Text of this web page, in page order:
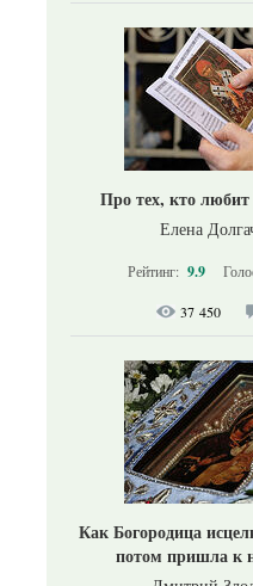
Про тех, кто
Елена
Рейтинг: 9.9
37 450
Как Богородица
потом пришла к